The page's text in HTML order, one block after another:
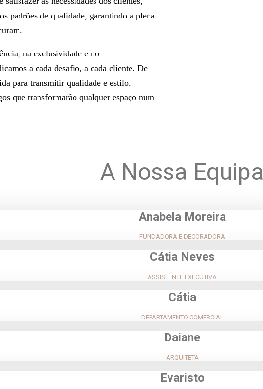
padrões de qualidade, garantindo a plena
na exclusividade e no
a cada desafio, a cada cliente. De
para transmitir qualidade e estilo.
que transformarão qualquer espaço num
A Nossa Equipa
Anabela Moreira
FUNDADORA E DECORADORA
Cátia Neves
ASSISTENTE EXECUTIVA
Cátia
DEPARTAMENTO COMERCIAL
Daiane
ARQUITETA
Evaristo